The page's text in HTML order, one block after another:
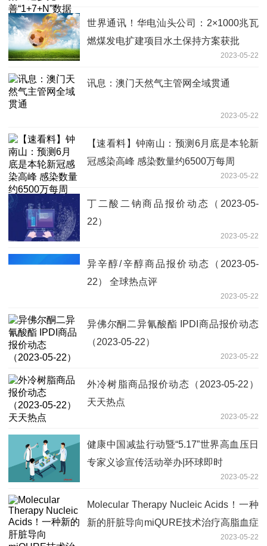
世界通讯！华电汕头公司：2×1000兆瓦
燃煤发电扩建项目水土保持方案获批
2023-05-22
讯息：澳门天然气主管网全域贯通
2023-05-22
【速看料】钟南山：预测6月底是本轮新
冠感染高峰 感染数量约6500万每周
2023-05-22
丁二酸二钠商品报价动态（2023-05-
22）
2023-05-22
异辛醇/辛醇商品报价动态（2023-05-
22） 全球热点评
2023-05-22
异佛尔酮二异氰酸酯 IPDI商品报价动态
（2023-05-22）
2023-05-22
外冷树脂商品报价动态（2023-05-22）
天天热点
2023-05-22
健康中国减盐行动暨“5.17”世界高血压日
专家义诊宣传活动举办|环球即时
2023-05-22
Molecular Therapy Nucleic Acids！一种
新的肝脏导向miQURE技术治疗高脂血症
2023-05-22